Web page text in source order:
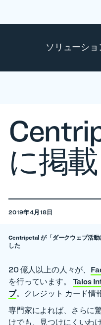
ソリューショ
に掲載
2019年4月18日
Centripetal が「ダークウェブ活動
した
20 億人以上の人々が、
を行っています。 Talos
ブ。クレジット カード情
専門家によれば、さらに
けでも、見つけにくいわ